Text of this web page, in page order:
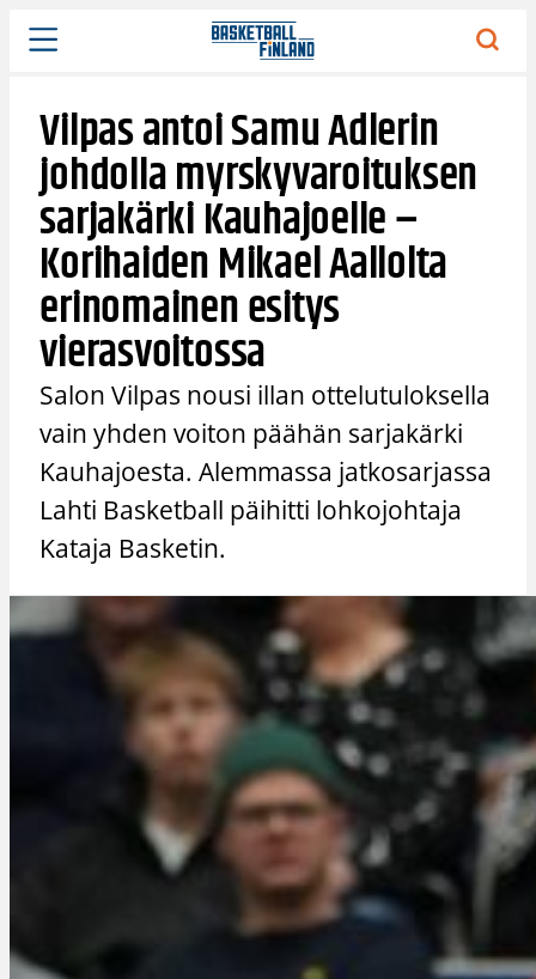
Siirry
sisältöön
Vilpas antoi Samu Adlerin
johdolla myrskyvaroituksen
sarjakärki Kauhajoelle –
Korihaiden Mikael Aallolta
erinomainen esitys
vierasvoitossa
Salon Vilpas nousi illan ottelutuloksella
vain yhden voiton päähän sarjakärki
Kauhajoesta. Alemmassa jatkosarjassa
Lahti Basketball päihitti lohkojohtaja
Kataja Basketin.